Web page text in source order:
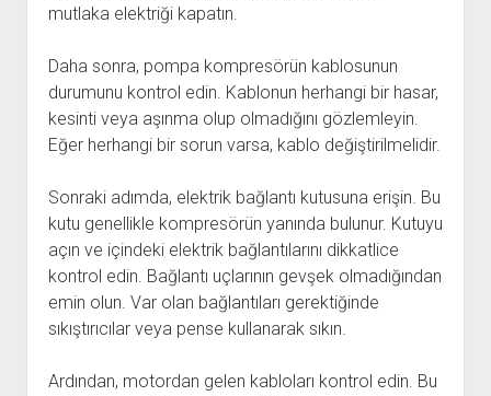
mutlaka elektriği kapatın.
Daha sonra, pompa kompresörün kablosunun
durumunu kontrol edin. Kablonun herhangi bir hasar,
kesinti veya aşınma olup olmadığını gözlemleyin.
Eğer herhangi bir sorun varsa, kablo değiştirilmelidir.
Sonraki adımda, elektrik bağlantı kutusuna erişin. Bu
kutu genellikle kompresörün yanında bulunur. Kutuyu
açın ve içindeki elektrik bağlantılarını dikkatlice
kontrol edin. Bağlantı uçlarının gevşek olmadığından
emin olun. Var olan bağlantıları gerektiğinde
sıkıştırıcılar veya pense kullanarak sıkın.
Ardından, motordan gelen kabloları kontrol edin. Bu